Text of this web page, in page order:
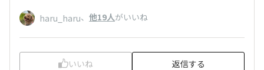
haru_haru、 他19人がいいね
いいね 返信する